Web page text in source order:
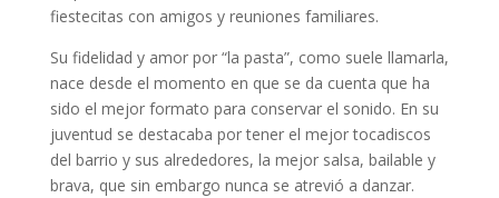
fiestecitas con amigos y reuniones familiares.
Su fidelidad y amor por “la pasta”, como suele llamarla,
nace desde el momento en que se da cuenta que ha
sido el mejor formato para conservar el sonido. En su
juventud se destacaba por tener el mejor tocadiscos
del barrio y sus alrededores, la mejor salsa, bailable y
brava, que sin embargo nunca se atrevió a danzar.